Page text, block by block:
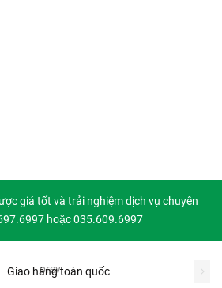
giá tốt và trải nghiệm dịch vụ chuyên
hoặc 035.609.6997
Giao hàng toàn quốc
prev